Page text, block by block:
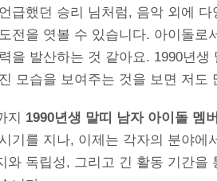
급했던 승리 님처럼, 음악 외에
전을 엿볼 수 있습니다. 아이돌로
을 발산하는 것 같아요. 1990년
모습을 보여주는 것을 보면 저도
지 1990년생 말띠 남자 아이돌 멤버
기를 지나, 이제는 각자의 분야에
와 독립성, 그리고 긴 활동 기간을